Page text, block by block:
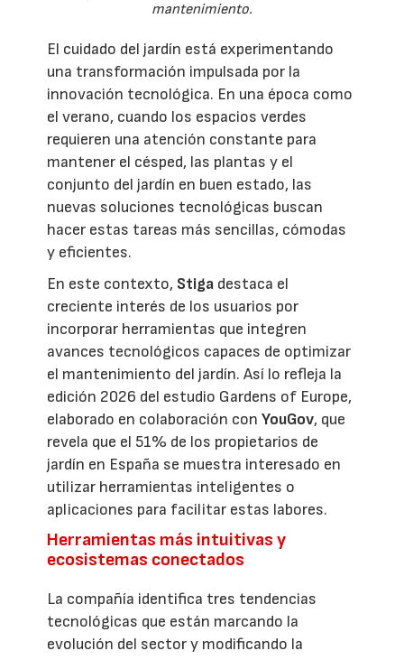
mantenimiento.
El cuidado del jardín está experimentando
una transformación impulsada por la
innovación tecnológica. En una época como
el verano, cuando los espacios verdes
requieren una atención constante para
mantener el césped, las plantas y el
conjunto del jardín en buen estado, las
nuevas soluciones tecnológicas buscan
hacer estas tareas más sencillas, cómodas
y eficientes.
En este contexto, Stiga destaca el
creciente interés de los usuarios por
incorporar herramientas que integren
avances tecnológicos capaces de optimizar
el mantenimiento del jardín. Así lo refleja la
edición 2026 del estudio Gardens of Europe,
elaborado en colaboración conYouGov, que
revela que el 51% de los propietarios de
jardín en España se muestra interesado en
utilizar herramientas inteligentes o
aplicaciones para facilitar estas labores.
Herramientas más intuitivas y
ecosistemas conectados
La compañía identifica tres tendencias
tecnológicas que están marcando la
evolución del sector y modificando la